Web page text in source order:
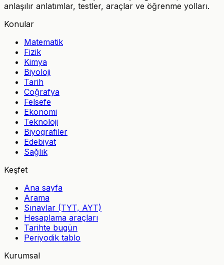
anlaşılır anlatımlar, testler, araçlar ve öğrenme yolları.
Konular
Matematik
Fizik
Kimya
Biyoloji
Tarih
Coğrafya
Felsefe
Ekonomi
Teknoloji
Biyografiler
Edebiyat
Sağlık
Keşfet
Ana sayfa
Arama
Sınavlar (TYT, AYT)
Hesaplama araçları
Tarihte bugün
Periyodik tablo
Kurumsal